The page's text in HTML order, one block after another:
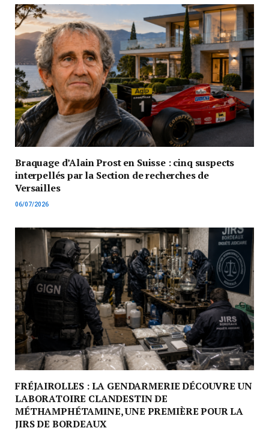
Braquage d’Alain Prost en Suisse : cinq suspects
interpellés par la Section de recherches de
Versailles
06/07/2026
FRÉJAIROLLES : LA GENDARMERIE DÉCOUVRE UN
LABORATOIRE CLANDESTIN DE
MÉTHAMPHÉTAMINE, UNE PREMIÈRE POUR LA
JIRS DE BORDEAUX